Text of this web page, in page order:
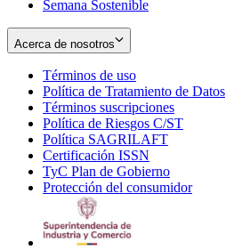
Semana Sostenible
Acerca de nosotros
Términos de uso
in
new
window
Política de Tratamiento de Datos
Términos suscripciones
in
Política de Riesgos C/ST
Política SAGRILAFT
new
window
Certificación ISSN
in
new
TyC Plan de Gobierno
in
Protección del consumidorOpens